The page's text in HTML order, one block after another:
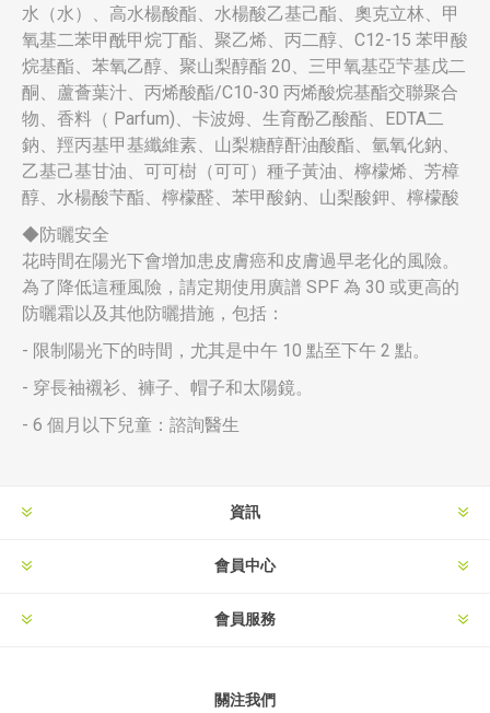
水（水）、高水楊酸酯、水楊酸乙基己酯、奧克立林、甲
氧基二苯甲酰甲烷丁酯、聚乙烯、丙二醇、C12-15 苯甲酸
烷基酯、苯氧乙醇、聚山梨醇酯 20、三甲氧基亞芐基戊二
酮、蘆薈葉汁、丙烯酸酯/C10-30 丙烯酸烷基酯交聯聚合
物、香料（ Parfum)、卡波姆、生育酚乙酸酯、EDTA二
鈉、羥丙基甲基纖維素、山梨糖醇酐油酸酯、氫氧化鈉、
乙基己基甘油、可可樹（可可）種子黃油、檸檬烯、芳樟
醇、水楊酸芐酯、檸檬醛、苯甲酸鈉、山梨酸鉀、檸檬酸
◆防曬安全
花時間在陽光下會增加患皮膚癌和皮膚過早老化的風險。
為了降低這種風險，請定期使用廣譜 SPF 為 30 或更高的
防曬霜以及其他防曬措施，包括：
- 限制陽光下的時間，尤其是中午 10 點至下午 2 點。
- 穿長袖襯衫、褲子、帽子和太陽鏡。
- 6 個月以下兒童：諮詢醫生
資訊
會員中心
會員服務
關注我們